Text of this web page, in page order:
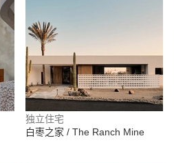
独立住宅
白枣之家 / The Ranch Mine